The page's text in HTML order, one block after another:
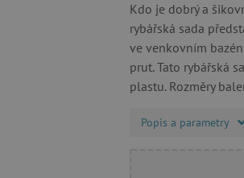
Kdo je dobrý a
rybářská sada
ve venkovním
prut. Tato rybářská
plastu. Rozměry
Popis a parametry